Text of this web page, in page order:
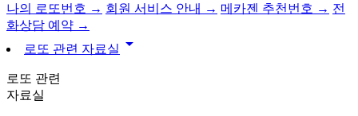
나의 로또번호 → 회원 서비스 안내 → 메카젠 추천번호 → 전
화상담 예약 →
로또 관련 자료실 arrow_drop_down
로또 관련
자료실